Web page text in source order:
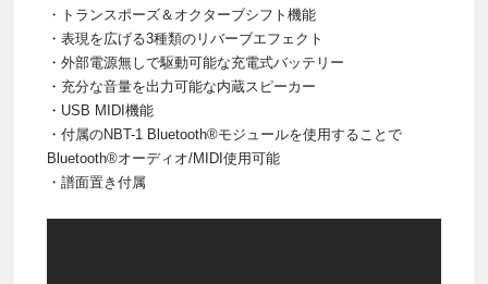
・トランスポーズ＆オクターブシフト機能
・表現を広げる3種類のリバーブエフェクト
・外部電源無しで駆動可能な充電式バッテリー
・充分な音量を出力可能な内蔵スピーカー
・USB MIDI機能
・付属のNBT-1 Bluetooth®モジュールを使用することで
Bluetooth®オーディオ/MIDI使用可能
・譜面置き付属